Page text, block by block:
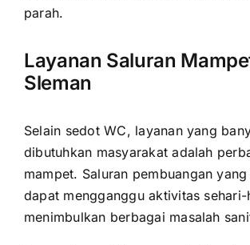
parah.
Layanan Saluran
Sleman
Selain sedot WC, layanan yang
dibutuhkan masyarakat adalah
mampet. Saluran pembuangan
dapat mengganggu aktivitas
menimbulkan berbagai masalah